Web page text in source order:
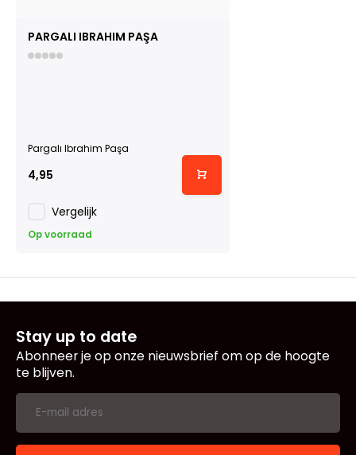
PARGALI IBRAHIM PAŞA
Pargalı Ibrahim Paşa
4,95
Vergelijk
Op voorraad
Stay up to date
Abonneer je op onze nieuwsbrief om op de hoogte
te blijven.